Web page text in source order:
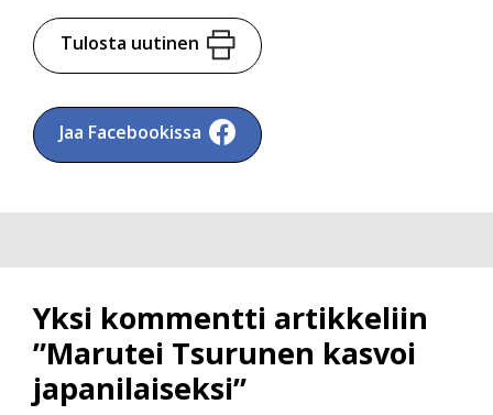
Tulosta uutinen
Jaa Facebookissa
Yksi kommentti artikkeliin
”Marutei Tsurunen kasvoi
japanilaiseksi”